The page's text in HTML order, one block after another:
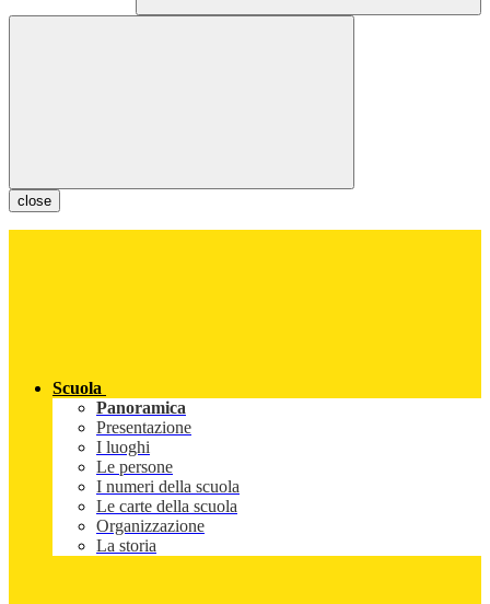
close
Scuola
Panoramica
Presentazione
I luoghi
Le persone
I numeri della scuola
Le carte della scuola
Organizzazione
La storia